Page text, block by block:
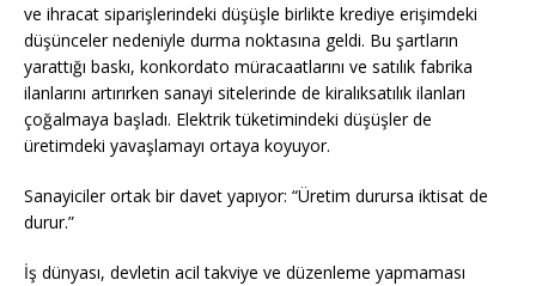
ve ihracat siparişlerindeki düşüşle birlikte krediye erişimdeki
düşünceler nedeniyle durma noktasına geldi. Bu şartların
yarattığı baskı, konkordato müracaatlarını ve satılık fabrika
ilanlarını artırırken sanayi sitelerinde de kiralıksatılık ilanları
çoğalmaya başladı. Elektrik tüketimindeki düşüşler de
üretimdeki yavaşlamayı ortaya koyuyor.
Sanayiciler ortak bir davet yapıyor: “Üretim durursa iktisat de
durur.”
İş dünyası, devletin acil takviye ve düzenleme yapmaması